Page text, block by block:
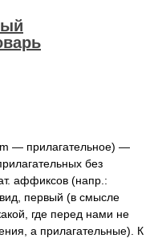
— прилагательное) —
без
аффиксов (напр.:
первый (в смысле
где перед нами не
а прилагательные). К